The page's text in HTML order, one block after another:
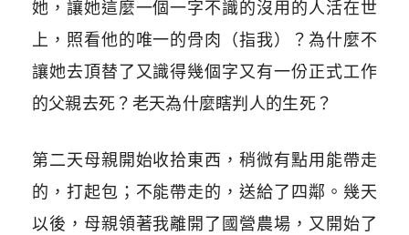
她，讓她這麼一個一字不識的沒用的人活在世
上，照看他的唯一的骨肉（指我）？為什麼不
讓她去頂替了又識得幾個字又有一份正式工作
的父親去死？老天為什麼瞎判人的生死？
第二天母親開始收拾東西，稍微有點用能帶走
的，打起包；不能帶走的，送給了四鄰。幾天
以後，母親領著我離開了國營農場，又開始了